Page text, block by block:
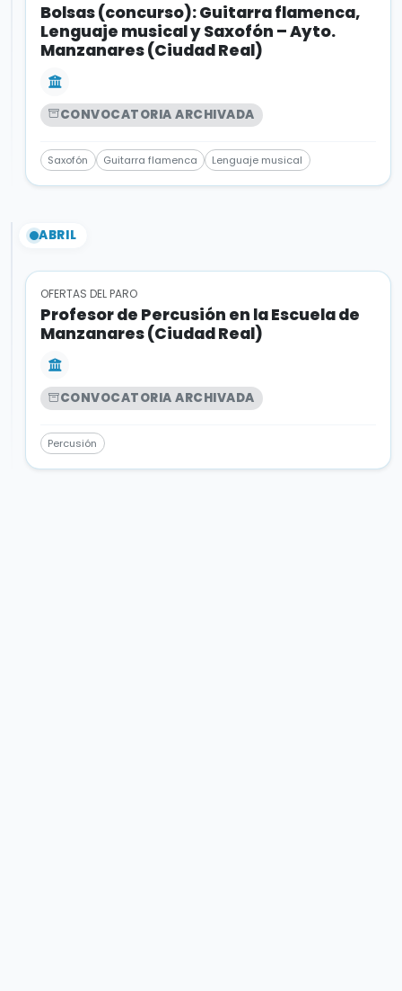
Bolsas (concurso): Guitarra flamenca,
Lenguaje musical y Saxofón – Ayto.
Manzanares (Ciudad Real)
CONVOCATORIA ARCHIVADA
Saxofón Guitarra flamenca Lenguaje musical
ABRIL
OFERTAS DEL PARO
Profesor de Percusión en la Escuela de
Manzanares (Ciudad Real)
CONVOCATORIA ARCHIVADA
Percusión